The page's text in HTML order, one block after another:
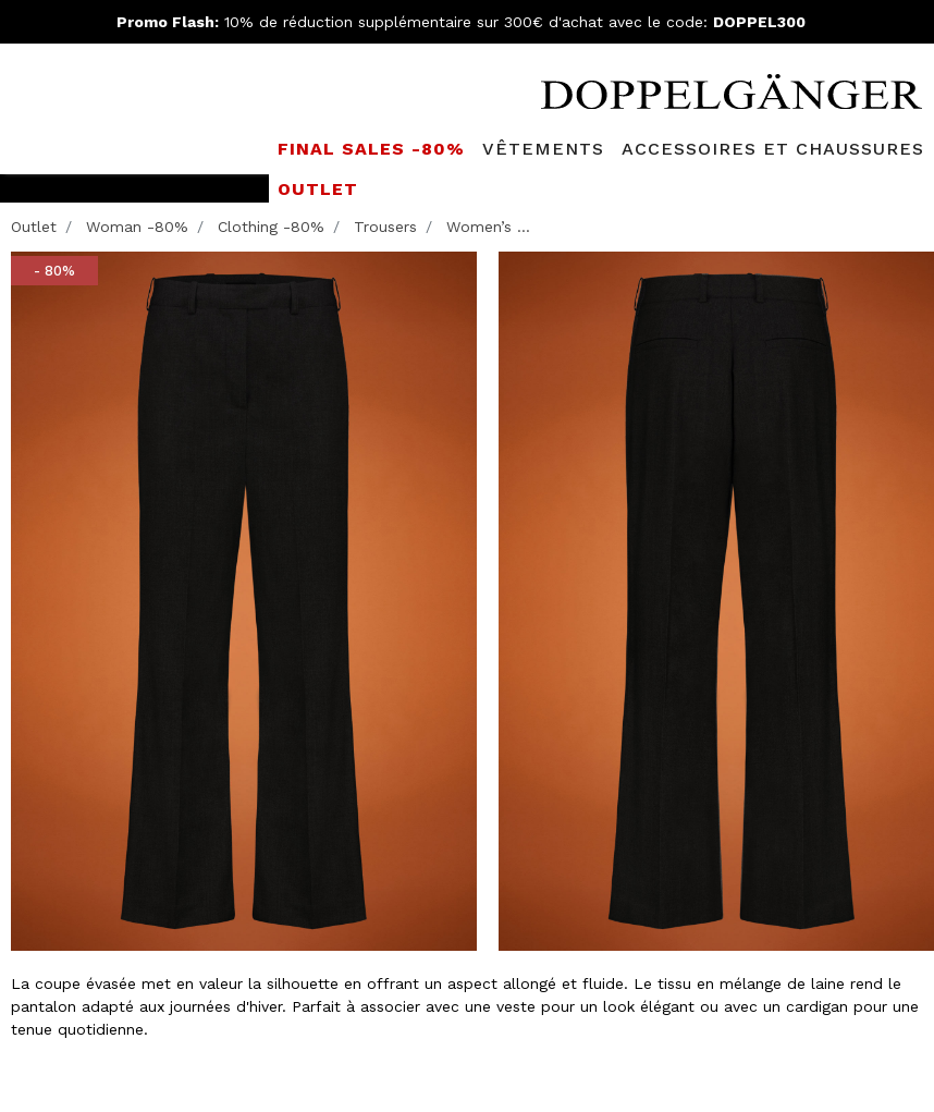
Promo Flash: 10% de réduction supplémentaire sur 300€ d'achat avec le code: DOPPEL300
FINAL SALES -80% VÊTEMENTS ACCESSOIRES ET CHAUSSURES
OUTLETRejoignez le
Outlet Woman -80% Clothing -80% Trousers Women’s ...
- 80%
La coupe évasée met en valeur la silhouette en offrant un aspect allongé et fluide. Le tissu en mélange de laine rend le
pantalon adapté aux journées d'hiver. Parfait à associer avec une veste pour un look élégant ou avec un cardigan pour une
tenue quotidienne.